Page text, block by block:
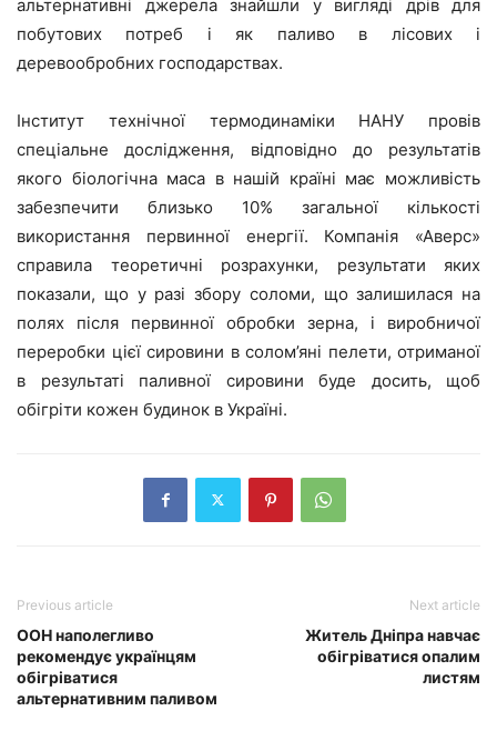
альтернативні джерела знайшли у вигляді дрів для
побутових потреб і як паливо в лісових і
деревообробних господарствах.
Інститут технічної термодинаміки НАНУ провів
спеціальне дослідження, відповідно до результатів
якого біологічна маса в нашій країні має можливість
забезпечити близько 10% загальної кількості
використання первинної енергії. Компанія «Аверс»
справила теоретичні розрахунки, результати яких
показали, що у разі збору соломи, що залишилася на
полях після первинної обробки зерна, і виробничої
переробки цієї сировини в солом’яні пелети, отриманої
в результаті паливної сировини буде досить, щоб
обігріти кожен будинок в Україні.
Previous article
ООН наполегливо
рекомендує українцям
обігріватися
альтернативним паливом
Next article
Житель Дніпра навчає
обігріватися опалим
листям